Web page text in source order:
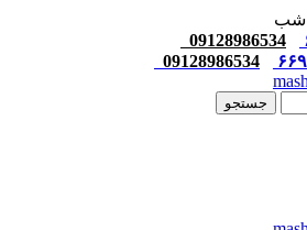
شب
09128986534
09128986534
جستجو